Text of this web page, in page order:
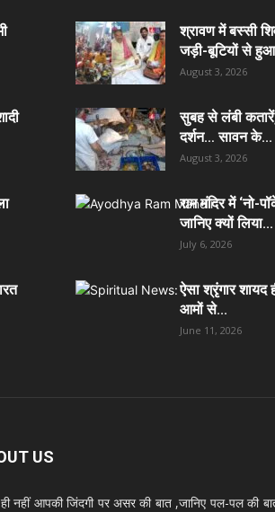
श्रावण में बस्सी
जड़ी-बूटियों से
August 3, 2026
सुबह से लंबी
दर्शन… सावन के...
August 3, 2026
राम मंदिर में ‘नो-
जानिए क्यों लिया...
July 6, 2026
ऐसा श्रृंगार शायद
आमों से...
June 11, 2026
US
नहीं आपकी जिंदगी पर असर की बात ,जानिए पल-पल की